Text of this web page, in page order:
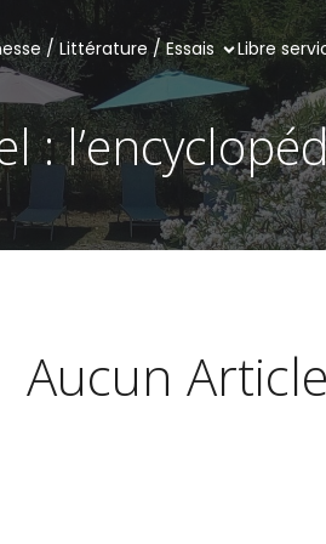
/ Littérature / Essais Libre
:
Aucun